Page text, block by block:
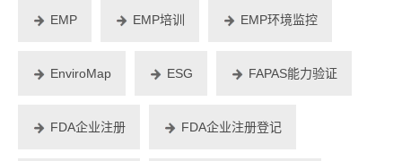
EMP EMP培训 EMP环境监控
EnviroMap ESG FAPAS能力验证
FDA企业注册 FDA企业注册登记